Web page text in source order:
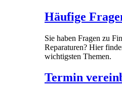
Häufige
Sie haben Fragen zu
Reparaturen? Hier
wichtigsten Themen.
Termin